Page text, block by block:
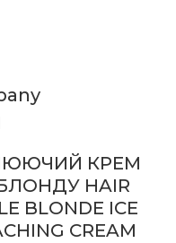
КРЕМ
HAIR
BLONDE ICE
CREAM